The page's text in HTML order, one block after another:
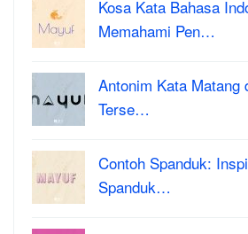
Kosa Kata Bahasa
Memahami Pen…
Antonim Kata Matang
Terse…
Contoh Spanduk:
Spanduk…